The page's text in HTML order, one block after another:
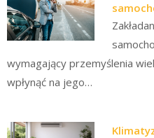
wymagający przemyślenia
wpłynąć na jego…